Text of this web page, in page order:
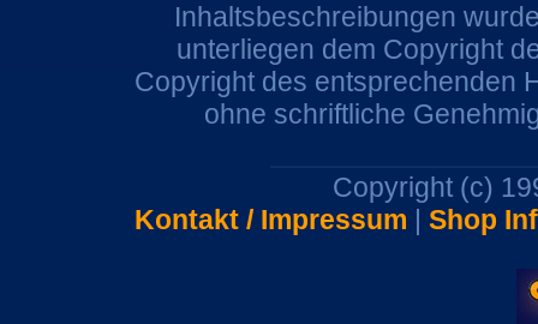
Inhaltsbeschreibungen
unterliegen dem Copyright
Copyright des entsprechenden
ohne schriftliche
Copyright (c)
Kontakt / Impressum | Shop